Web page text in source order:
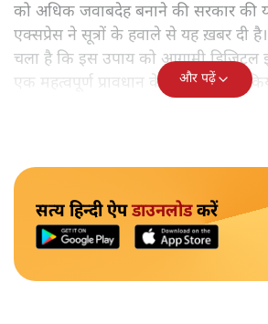
को अधिक जवाबदेह बनाने की सरकार की
एक्सप्रेस ने सूत्रों के हवाले से यह ख़बर दी
चला है कि इस उपाय को आगामी डिजिटल
एक महत्वपूर्ण प्रावधान के रूप में विचार
और पढ़ें
सत्य हिन्दी ऐपडाउनलोडकरें